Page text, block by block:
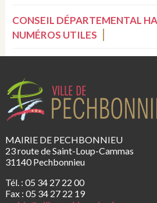
CONSEIL DÉPARTEMENTAL
NUMÉROS UTILES
MAIRIE DE PECHBONNIEU
23 route de Saint-Loup-Cammas
31140 Pechbonnieu
Tél. : 05 34 27 22 00
Fax : 05 34 27 22 19